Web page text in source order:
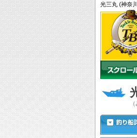
光三丸 (神奈